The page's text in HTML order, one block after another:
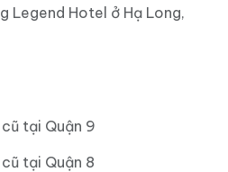
Legend Hotel ở Hạ Long,
tại Quận 9
tại Quận 8